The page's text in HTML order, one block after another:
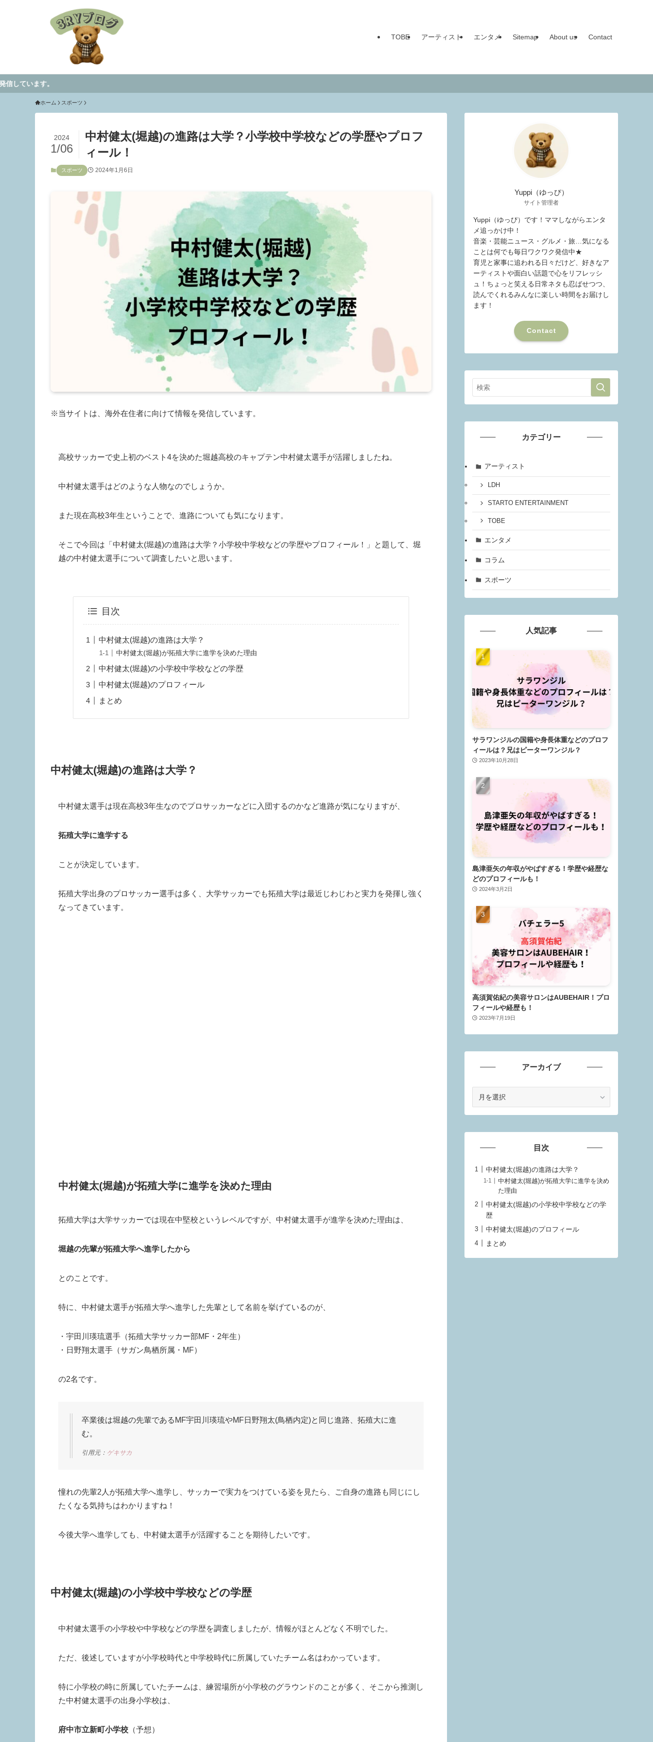
TOBE アーティスト エンタメ Sitemap About us Contact
ホーム スポーツ
中村健太(堀越)の進路は大学？小学校中学校などの学歴やプロフ
ィール！
2024
1/06
スポーツ 2024年1月6日
※当サイトは、海外在住者に向けて情報を発信しています。
高校サッカーで史上初のベスト4を決めた堀越高校のキャプテン中村健太選手が活躍しましたね。
中村健太選手はどのような人物なのでしょうか。
また現在高校3年生ということで、進路についても気になります。
そこで今回は「中村健太(堀越)の進路は大学？小学校中学校などの学歴やプロフィール！」と題して、堀
越の中村健太選手について調査したいと思います。
目次
中村健太(堀越)の進路は大学？
中村健太(堀越)が拓殖大学に進学を決めた理由
中村健太(堀越)の小学校中学校などの学歴
中村健太(堀越)のプロフィール
まとめ
中村健太(堀越)の進路は大学？
中村健太選手は現在高校3年生なのでプロサッカーなどに入団するのかなど進路が気になりますが、
拓殖大学に進学する
ことが決定しています。
拓殖大学出身のプロサッカー選手は多く、大学サッカーでも拓殖大学は最近じわじわと実力を発揮し強く
なってきています。
中村健太(堀越)が拓殖大学に進学を決めた理由
拓殖大学は大学サッカーでは現在中堅校というレベルですが、中村健太選手が進学を決めた理由は、
堀越の先輩が拓殖大学へ進学したから
とのことです。
特に、中村健太選手が拓殖大学へ進学した先輩として名前を挙げているのが、
・宇田川瑛琉選手（拓殖大学サッカー部MF・2年生）
・日野翔太選手（サガン鳥栖所属・MF）
の2名です。
卒業後は堀越の先輩であるMF宇田川瑛琉やMF日野翔太(鳥栖内定)と同じ進路、拓殖大に進
む。
引用元： ゲキサカ
憧れの先輩2人が拓殖大学へ進学し、サッカーで実力をつけている姿を見たら、ご自身の進路も同じにし
たくなる気持ちはわかりますね！
今後大学へ進学しても、中村健太選手が活躍することを期待したいです。
中村健太(堀越)の小学校中学校などの学歴
中村健太選手の小学校や中学校などの学歴を調査しましたが、情報がほとんどなく不明でした。
ただ、後述していますが小学校時代と中学校時代に所属していたチーム名はわかっています。
特に小学校の時に所属していたチームは、練習場所が小学校のグラウンドのことが多く、そこから推測し
た中村健太選手の出身小学校は、
府中市立新町小学校 （予想）
Yuppi（ゆっぴ）
サイト管理者
Yuppi（ゆっぴ）です！ママしながらエンタ
メ追っかけ中！
音楽・芸能ニュース・グルメ・旅…気になる
ことは何でも毎日ワクワク発信中★
育児と家事に追われる日々だけど、好きなア
ーティストや面白い話題で心をリフレッシ
ュ！ちょっと笑える日常ネタも忍ばせつつ、
読んでくれるみんなに楽しい時間をお届けし
ます！
Contact
カテゴリー
アーティスト
LDH
STARTO ENTERTAINMENT
TOBE
エンタメ
コラム
スポーツ
人気記事
サラワンジルの国籍や身長体重などのプロフ
ィールは？兄はピーターワンジル？
2023年10月28日
島津亜矢の年収がやばすぎる！学歴や経歴な
どのプロフィールも！
2024年3月2日
高須賀佑紀の美容サロンはAUBEHAIR！プロ
フィールや経歴も！
2023年7月19日
アーカイブ
ブ
目次
中村健太(堀越)の進路は大学？
中村健太(堀越)が拓殖大学に進学を決め
た理由
中村健太(堀越)の小学校中学校などの学
歴
中村健太(堀越)のプロフィール
まとめ